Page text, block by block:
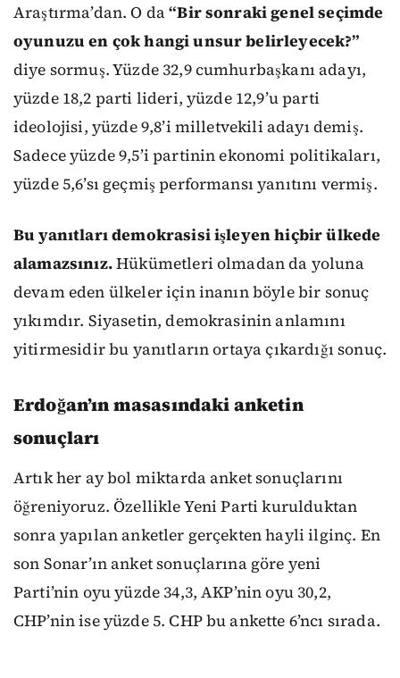
Araştırma’dan. O da“Bir sonraki genel seçimde
oyunuzu en çok hangi unsur belirleyecek?”
diye sormuş. Yüzde 32,9 cumhurbaşkanı adayı,
yüzde 18,2 parti lideri, yüzde 12,9’u parti
ideolojisi, yüzde 9,8’i milletvekili adayı demiş.
Sadece yüzde 9,5’i partinin ekonomi politikaları,
yüzde 5,6’sı geçmiş performansı yanıtını vermiş.
Bu yanıtları demokrasisi işleyen hiçbir ülkede
alamazsınız.Hükümetleri olmadan da yoluna
devam eden ülkeler için inanın böyle bir sonuç
yıkımdır. Siyasetin, demokrasinin anlamını
yitirmesidir bu yanıtların ortaya çıkardığı sonuç.
Erdoğan’ın masasındaki anketin
sonuçları
Artık her ay bol miktarda anket sonuçlarını
öğreniyoruz. Özellikle Yeni Parti kurulduktan
sonra yapılan anketler gerçekten hayli ilginç. En
son Sonar’ın anket sonuçlarına göre yeni
Parti’nin oyu yüzde 34,3, AKP’nin oyu 30,2,
CHP’nin ise yüzde 5. CHP bu ankette 6’ncı sırada.